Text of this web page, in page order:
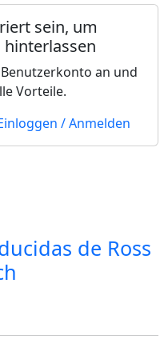
sein, um
an und
Vorteile.
/ Anmelden
de Ross